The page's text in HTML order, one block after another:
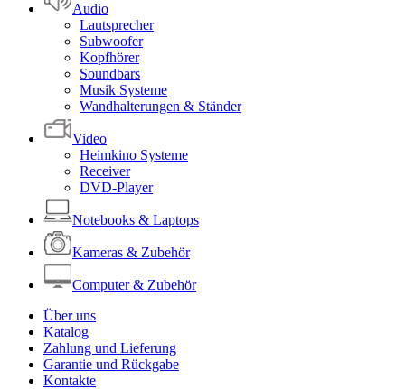
Audio
Lautsprecher
Subwoofer
Kopfhörer
Soundbars
Musik Systeme
Wandhalterungen & Ständer
Video
Heimkino Systeme
Receiver
DVD-Player
Notebooks & Laptops
Kameras & Zubehör
Computer & Zubehör
Über uns
Katalog
Zahlung und Lieferung
Garantie und Rückgabe
Kontakte